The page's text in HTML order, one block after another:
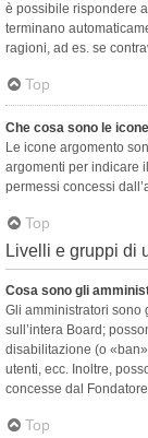
è possibile rispondere
terminano
ragioni, ad es. se
Top
Che cosa sono le
Le icone argomento
argomenti per indicare
permessi concessi
Top
Livelli e gruppi di
Cosa sono gli
Gli amministratori sono
sull’intera Board;
disabilitazione (o
utenti, ecc. Inoltre,
concesse dal
Top